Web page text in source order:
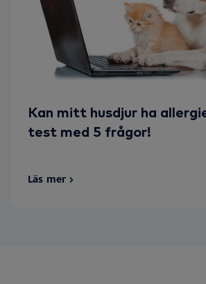
Kan mitt husdjur ha
test med 5 frågor!
Läs mer